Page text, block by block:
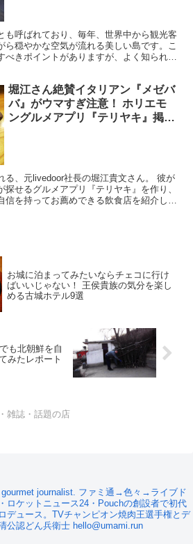
も呼ばれており、毎年、世界中から観光客
ら穏やかな空気が流れる美しい島です。こ
きポイントがありますが、よく知られて
堀江さん絶賛イタリアン『メゼバ
バ』がウマすぎ注意！ ホリエモ
ングルメアプリ『テリヤキ』掲載
る、元livedoor社長の堀江貴文さん。 彼が
せるグルメアプリ『テリヤキ』を作り、
信を持ってお薦めできる飲食店を紹介して
お城に泊まってみたいならチェコに行け
ばいいじゃない！ 王侯貴族の気分を楽し
める古城ホテル9選
も北朝鮮を自
みたレポート
雑誌・話題の店
gourmet journalist. ファミ通→色々→ライブド
ロケットニュース24・Pouchの創設者で初代
デュース。TVチャンピオン焼肉王選手権とデ
公認どん兵衛士 hello@umami.run